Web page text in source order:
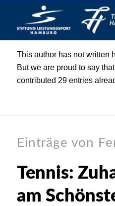
Über
This author has not written
But we are proud to say that
contributed 29 entries
Einträge von
Tennis:
am